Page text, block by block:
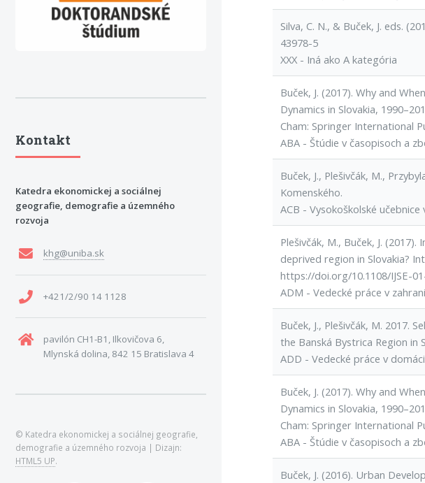
Silva, C. N., & Buček, J. eds.
43978-5
XXX - Iná ako A kategória
Buček, J. (2017). Why and
Dynamics in Slovakia,
Cham: Springer International
ABA - Štúdie v časopisoch a
Buček, J., Plešivčák, M.,
Komenského.
ACB - Vysokoškolské
Plešivčák, M., Buček, J.
deprived region in Slovakia?
https://doi.org/10.1108/IJSE-
ADM - Vedecké práce v
Buček, J., Plešivčák, M. 2017.
the Banská Bystrica Region in
ADD - Vedecké práce v
Buček, J. (2017). Why and
Dynamics in Slovakia,
Cham: Springer International
ABA - Štúdie v časopisoch a
Buček, J. (2016). Urban
Kontakt
Katedra ekonomickej a sociálnej
geografie, demografie a územného
rozvoja
khg@uniba.sk
+421/2/90 14 1128
pavilón CH1-B1, Ilkovičova 6,
Mlynská dolina, 842 15 Bratislava 4
© Katedra ekonomickej a sociálnej geografie,
demografie a územného rozvoja | Dizajn:
HTML5 UP.